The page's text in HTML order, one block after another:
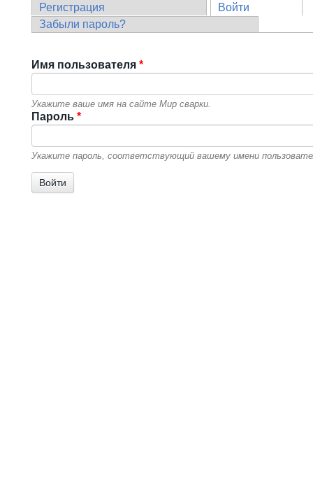
Главные вкладки
Регистрация Войти
Забыли пароль?
Имя пользователя *
Укажите ваше имя на сайте Мир сварки.
Пароль *
Укажите пароль, соответствующий вашему имени